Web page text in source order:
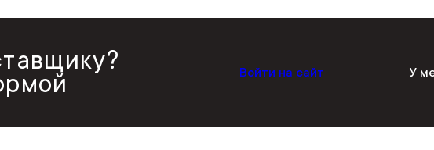
Войти на сайт У